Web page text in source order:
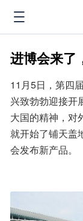
进博会来了
11月5日，第四
兴致勃勃迎接开
大国的精神，对
就开始了铺天盖
会发布新产品。